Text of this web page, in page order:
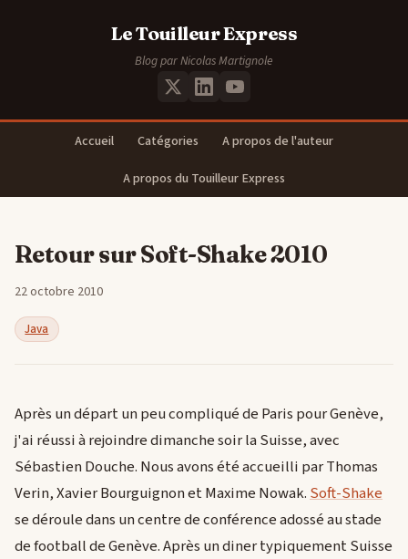
Le Touilleur Express
Blog par Nicolas Martignole
Accueil Catégories
A propos de l'auteur
A propos du Touilleur Express
Retour sur Soft-Shake 2010
22 octobre 2010
Java
Après un départ un peu compliqué de Paris pour Genève,
j'ai réussi à rejoindre dimanche soir la Suisse, avec
Sébastien Douche. Nous avons été accueilli par Thomas
Verin, Xavier Bourguignon et Maxime Nowak.Soft-Shake
se déroule dans un centre de conférence adossé au stade
de football de Genève. Après un diner typiquement Suisse